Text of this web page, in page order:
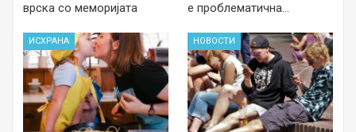
врска со меморијата
е проблематична…
ИСХРАНА НОВОСТИ